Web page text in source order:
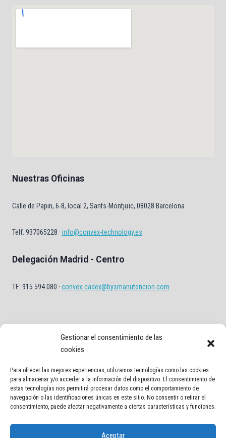
Gestionar el consentimiento de las
cookies
Para ofrecer las mejores experiencias, utilizamos tecnologías como las cookies
para almacenar y/o acceder a la información del dispositivo. El consentimiento de
estas tecnologías nos permitirá procesar datos como el comportamiento de
navegación o las identificaciones únicas en este sitio. No consentir o retirar el
consentimiento, puede afectar negativamente a ciertas características y funciones.
Aceptar
Nuestras Oficinas
Calle de Papin, 6-8, local 2, Sants-Montjuïc, 08028 Barcelona
Telf. 937065228 · info@convex-technology.es
Delegación Madrid - Centro
TF.: 915.594.080 · convex-cadex@bysmanutencion.com
Aviso Legal Política de privacidad Política de Cookies
Contacto